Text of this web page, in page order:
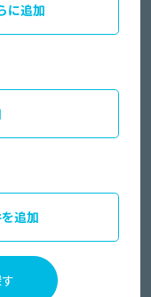
に追加
追加